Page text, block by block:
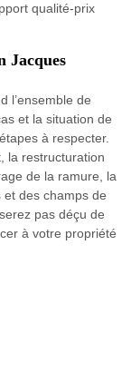
qualité-prix
Jacques
l’ensemble de
et la situation de
à respecter.
la restructuration
de la ramure, la
des champs de
pas déçu de
à votre propriété